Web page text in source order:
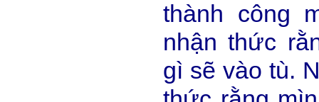
thành công
nhận thức
gì sẽ vào tù.